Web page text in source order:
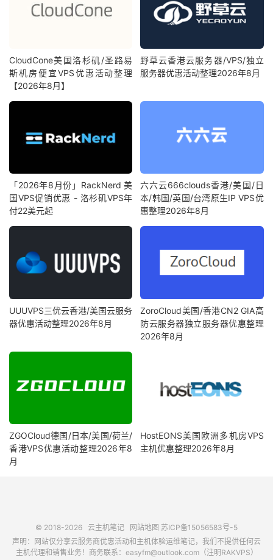
CloudCone美国洛杉矶/圣路易
斯机房便宜VPS优惠活动整理
【2026年8月】
野草云香港云服务器/VPS/独立
服务器优惠活动整理2026年8月
「2026年8月份」RackNerd 美
国VPS促销优惠 - 洛杉矶VPS年
付22美元起
六六云666clouds香港/美国/日
本/韩国/英国/台湾原生IP VPS优
惠整理2026年8月
UUUVPS三优云香港/美国云服务
器优惠活动整理2026年8月
ZoroCloud美国/香港CN2 GIA高
防云服务器独立服务器优惠整理
2026年8月
ZGOCloud德国/日本/美国/荷兰/
香港VPS优惠活动整理2026年8
月
HostEONS美国欧洲多机房VPS
主机优惠整理2026年8月
© 2018-2026 云主机笔记 网站地图 苏ICP备15056583号-5
声明：网站仅分享云服务商优惠活动和主机体验运维笔记，我们不提供任何云
主机代理和销售业务！商务联系：easyfm@outlook.com（注明RAKVPS）